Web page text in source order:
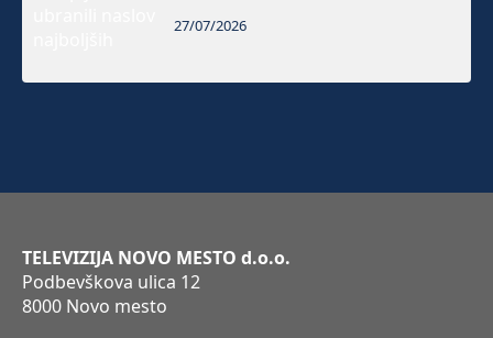
27/07/2026
TELEVIZIJA NOVO MESTO d.o.o.
Podbevškova ulica 12
8000 Novo mesto